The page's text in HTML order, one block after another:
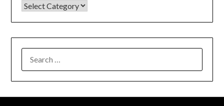
KATEGORI
FOR: